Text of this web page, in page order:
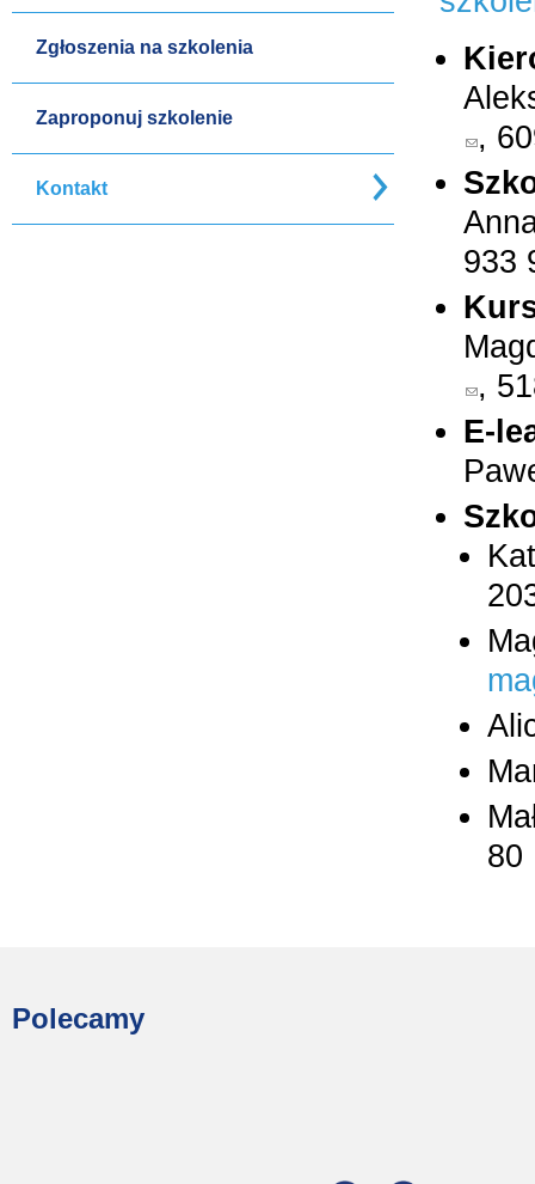
Zgłoszenia na szkolenia
Zaproponuj szkolenie
Kontakt
(link
,
933
(link
,
E-
80
Polecamy